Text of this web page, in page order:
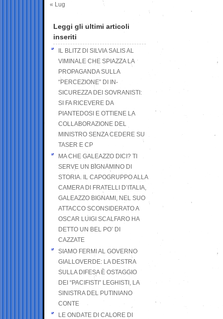
« Lug
Leggi gli ultimi articoli
inseriti
IL BLITZ DI SILVIA SALIS AL
VIMINALE CHE SPIAZZA LA
PROPAGANDA SULLA
“PERCEZIONE” DI IN-
SICUREZZA DEI SOVRANISTI:
SI FA RICEVERE DA
PIANTEDOSI E OTTIENE LA
COLLABORAZIONE DEL
MINISTRO SENZA CEDERE SU
TASER E CP
MA CHE GALEAZZO DICI? TI
SERVE UN BIGNAMINO DI
STORIA. IL CAPOGRUPPO ALLA
CAMERA DI FRATELLI D’ITALIA,
GALEAZZO BIGNAMI, NEL SUO
ATTACCO SCONSIDERATO A
OSCAR LUIGI SCALFARO HA
DETTO UN BEL PO’ DI
CAZZATE
SIAMO FERMI AL GOVERNO
GIALLOVERDE: LA DESTRA
SULLA DIFESA È OSTAGGIO
DEI “PACIFISTI” LEGHISTI, LA
SINISTRA DEL PUTINIANO
CONTE
LE ONDATE DI CALORE DI